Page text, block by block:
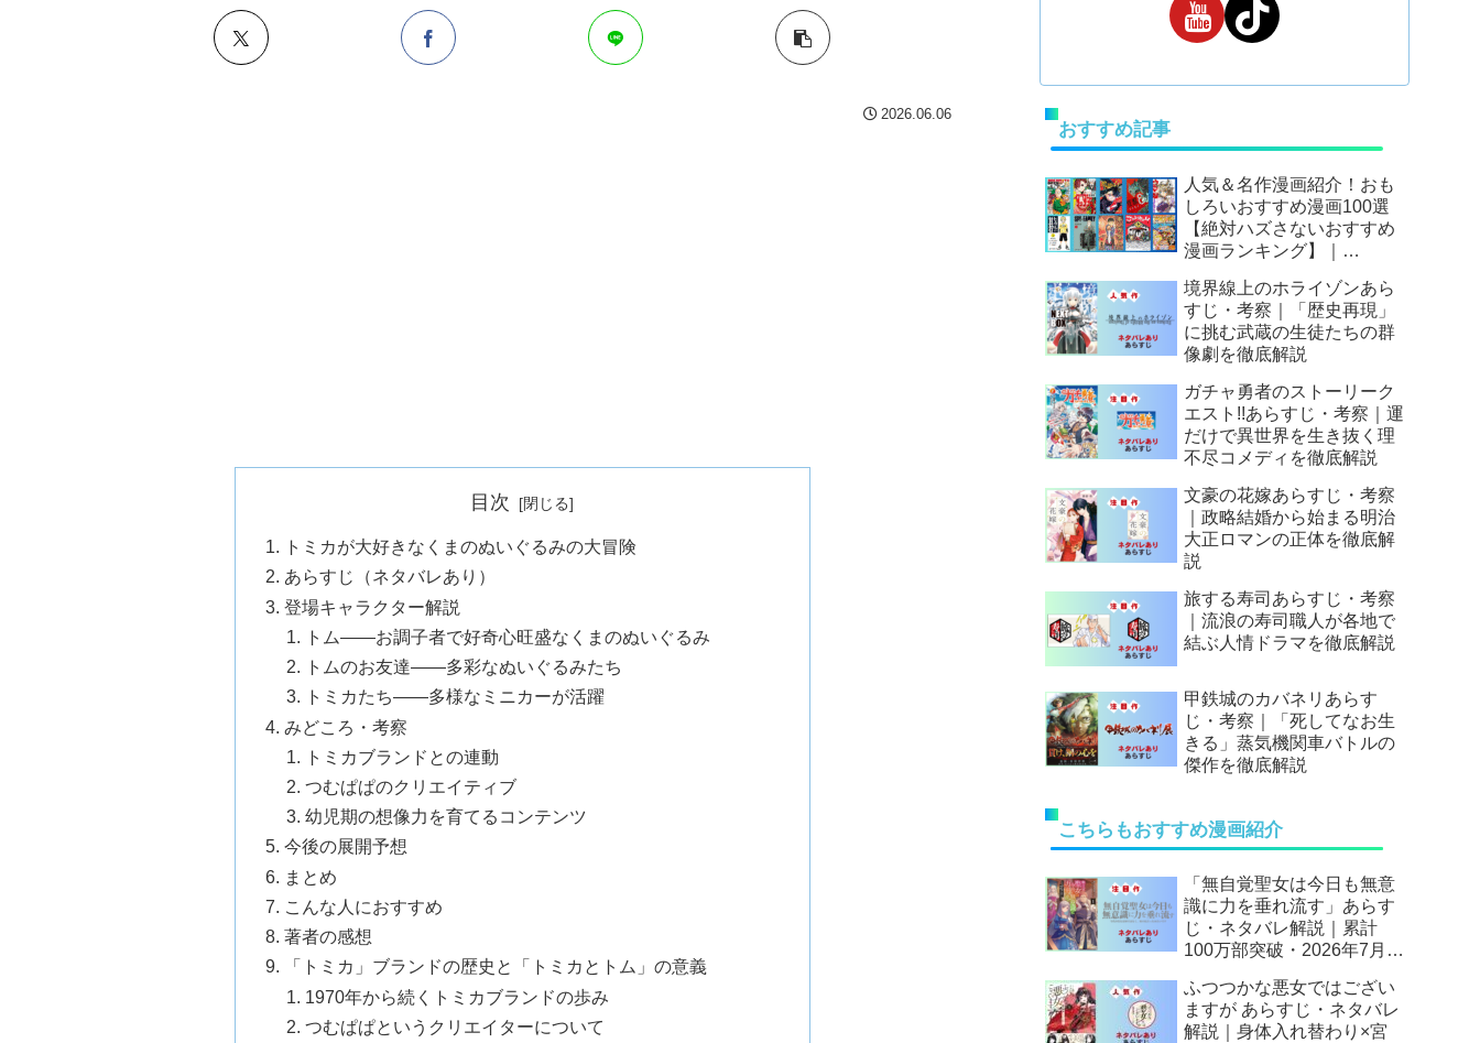
2026.06.06
目次
トミカが大好きなくまのぬいぐるみの大冒険
あらすじ（ネタバレあり）
登場キャラクター解説
トム——お調子者で好奇心旺盛なくまのぬいぐるみ
トムのお友達——多彩なぬいぐるみたち
トミカたち——多様なミニカーが活躍
みどころ・考察
トミカブランドとの連動
つむぱぱのクリエイティブ
幼児期の想像力を育てるコンテンツ
今後の展開予想
まとめ
こんな人におすすめ
著者の感想
「トミカ」ブランドの歴史と「トミカとトム」の意義
1970年から続くトミカブランドの歩み
つむぱぱというクリエイターについて
おすすめ記事
人気＆名作漫画紹介！おも
しろいおすすめ漫画100選
【絶対ハズさないおすすめ
漫画ランキング】｜
境界線上のホライゾンあら
すじ・考察｜「歴史再現」
に挑む武蔵の生徒たちの群
像劇を徹底解説
ガチャ勇者のストーリーク
エスト!!あらすじ・考察｜運
だけで異世界を生き抜く理
不尽コメディを徹底解説
文豪の花嫁あらすじ・考察
｜政略結婚から始まる明治
大正ロマンの正体を徹底解
説
旅する寿司あらすじ・考察
｜流浪の寿司職人が各地で
結ぶ人情ドラマを徹底解説
甲鉄城のカバネリあらす
じ・考察｜「死してなお生
きる」蒸気機関車バトルの
傑作を徹底解説
こちらもおすすめ漫画紹介
「無自覚聖女は今日も無意
識に力を垂れ流す」あらす
じ・ネタバレ解説｜累計
100万部突破・2026年7月ア
逆転人生
ふつつかな悪女ではござい
ますが あらすじ・ネタバレ
解説｜身体入れ替わり×宮